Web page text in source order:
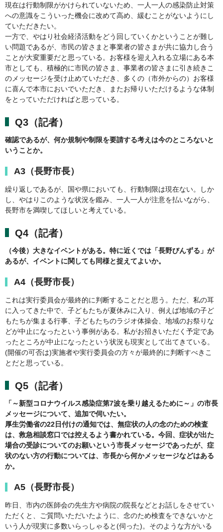
現在は行動制限がかけられていないため、一人一人の感染防止対策
への意識をこういった機会に改めて高め、緩むことがないようにし
ていただきたい。
一方で、やはり社会経済活動をどう回していくかということが難し
い問題であるが、市民の皆さまと事業者の皆さまが共に協力し合う
ことが大変重要だと思っている。お客様を迎え入れる立場にある本
市としても、積極的に市民の皆さま、事業者の皆さまに引き続きこ
のメッセージを受け止めていただき、多くの（市外からの）お客様
に喜んで本市においでいただき、またお帰りいただけるような体制
をとっていただければと思っている。
Q3（記者）
確認であるが、何か規制や制限を要請する考えは今のところないと
いうことか。
A3（長野市長）
繰り返しであるが、国や県においても、行動制限は現在ない。しか
し、やはりこのような状況を鑑み、一人一人が注意を払いながら、
長野市を満喫してほしいと考えている。
Q4（記者）
（今後）大きなイベントがある。特に近くでは「長野びんずる」が
あるが、イベントに関しても同様と捉えてよいか。
A4（長野市長）
これは実行委員会が最終的に判断することだと思う。ただ、私の耳
に入ってきた中で、子どもたちが夏休みに入り、例えば地域の子ど
もたちが集まる行事、子どもたちのラジオ体操会、地域のお祭りな
どが中止になったという事例がある。私がお招きいただく予定であ
ったところが中止になったという状況も現実として出てきている。
(開催の可否は)実施者や実行委員会の方々が最終的に判断すべきこ
とだと思っている。
Q5（記者）
「～新型コロナウイルス感染症第7波を乗り越えるために～」の市長
メッセージについて、追加で伺いたい。
厚生労働省の22日付けの通知では、無症状の人の念のための検査
は、救急相談窓口では控えるよう書かれている。今回、症状が出た
場合の受診についてのお願いという市長メッセージであったが、症
状のない方の行動については、市長から何かメッセージなどはある
か。
A5（長野市長）
昨日、市内の医師会の先生方や病院の院長などとお話しをさせてい
ただくと、ご質問いただいたように、念のため検査をできないかと
いう人が現実に多数いらっしゃると(伺った)。そのような方がいる